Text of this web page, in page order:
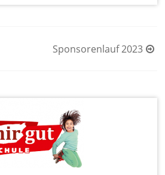
Sponsorenlauf 2023